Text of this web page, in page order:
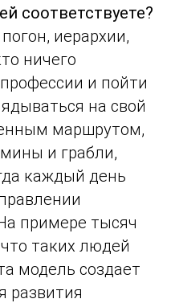
соответствуете?
иерархии,
ничего
и пойти
на свой
маршрутом,
и грабли,
каждый день
примере тысяч
таких людей
модель создает
развития